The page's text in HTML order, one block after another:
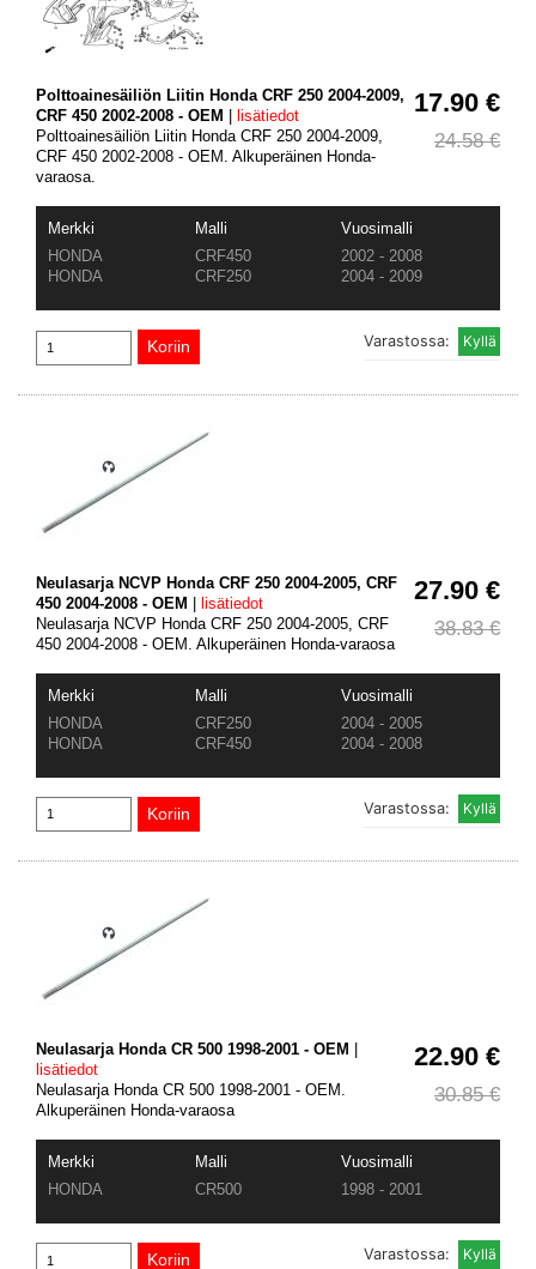
17.90 €
24.58 €
Polttoainesäiliön Liitin Honda CRF 250 2004-2009,
CRF 450 2002-2008 - OEM
lisätiedot
Polttoainesäiliön Liitin Honda CRF 250 2004-2009,
CRF 450 2002-2008 - OEM. Alkuperäinen Honda-
varaosa.
Merkki Malli
Vuosimalli
HONDA
CRF450
2002 - 2008
HONDA
CRF250 2004 - 2009
Varastossa:
27.90 €
38.83 €
Neulasarja NCVP Honda CRF 250 2004-2005, CRF
450 2004-2008 - OEM | lisätiedot
Neulasarja NCVP Honda CRF 250 2004-2005, CRF
450 2004-2008 - OEM. Alkuperäinen Honda-varaosa
Merkki Malli
Vuosimalli
HONDA
CRF250
2004 - 2005
HONDA
CRF450 2004 - 2008
Varastossa:
22.90 €
30.85 €
Neulasarja Honda CR 500 1998-2001 - OEM
lisätiedot
Neulasarja Honda CR 500 1998-2001 - OEM.
Alkuperäinen Honda-varaosa
Merkki Malli
Vuosimalli
HONDA
CR500 1998 - 2001
Varastossa: